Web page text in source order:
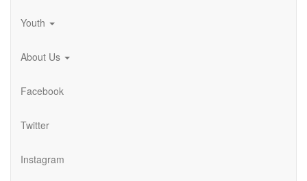
Youth
About Us
Facebook
Twitter
Instagram